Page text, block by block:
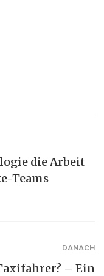
die Arbeit
Teams
DANACH
– Ein